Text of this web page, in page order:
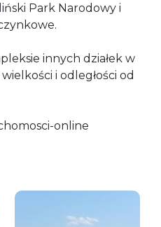
Park Narodowy i
innych działek w
i odległości od
online